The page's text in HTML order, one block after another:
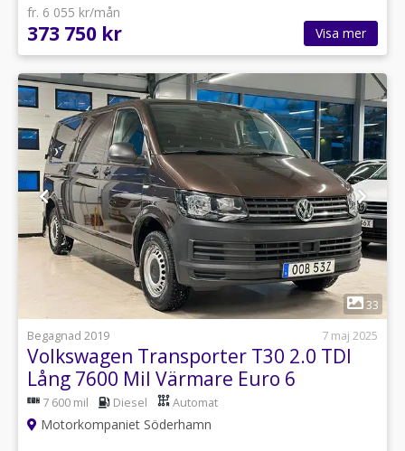
fr. 6 055 kr/mån
373 750 kr Visa mer
1
33
Begagnad 2019
7 maj 2025
Volkswagen Transporter T30 2.0 TDI
Lång 7600 Mil Värmare Euro 6
7 600 mil Diesel Automat
Motorkompaniet Söderhamn